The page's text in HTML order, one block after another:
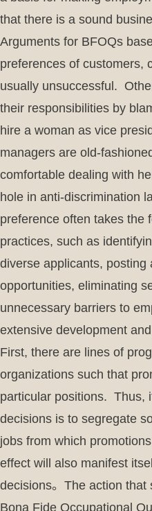
that there is a sound
Arguments for BFOQs
preferences of customers,
usually unsuccessful.
their responsibilities by
hire a woman as vice
managers are old-
comfortable dealing with
hole in anti-discrimination
preference often takes the
practices, such as
diverse applicants, posting
opportunities, eliminating
unnecessary barriers to
extensive development
First, there are lines of
organizations such that
particular positions. Thus,
decisions is to segregate
jobs from which
effect will also manifest
decisions。The action that
Bona Fide Occupational